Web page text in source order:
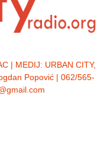
| MEDIJ: URBAN CITY,
Popović | 062/565-